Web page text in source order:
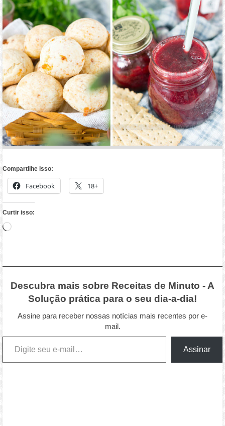
Compartilhe isso:
Facebook 18+
Curtir isso:
Carregando...
Descubra mais sobre Receitas de Minuto - A
Solução prática para o seu dia-a-dia!
Assine para receber nossas notícias mais recentes por e-
mail.
Digite seu e-mail…
Assinar